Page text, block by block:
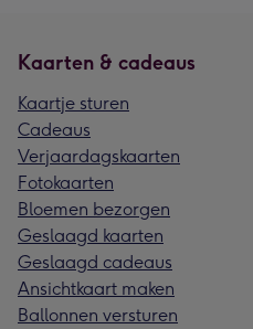
Kaarten & cadeaus
Kaartje sturen
Cadeaus
Verjaardagskaarten
Fotokaarten
Bloemen bezorgen
Geslaagd kaarten
Geslaagd cadeaus
Ansichtkaart maken
Ballonnen versturen